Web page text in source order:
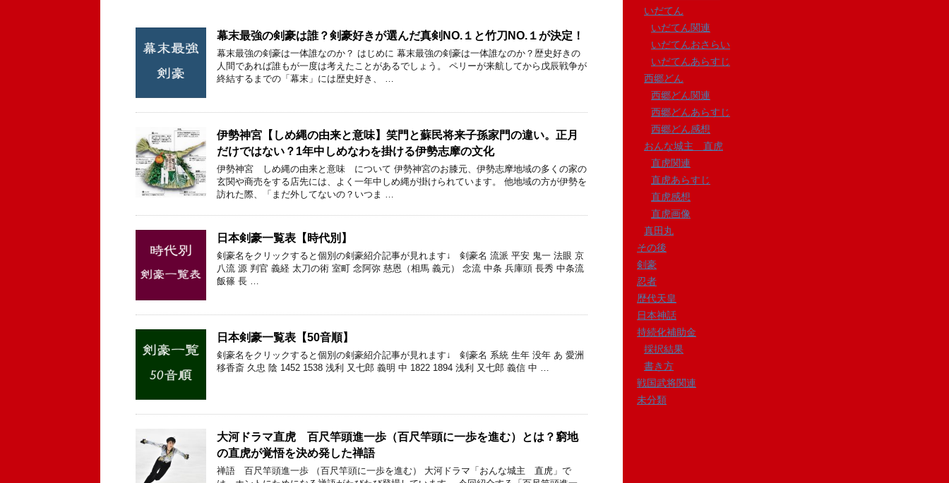
幕末最強の剣豪は誰？剣豪好きが選んだ真剣NO.１と竹刀NO.１が決定！
幕末最強の剣豪は一体誰なのか？ はじめに 幕末最強の剣豪は一体誰なのか？歴史好きの
人間であれば誰もが一度は考えたことがあるでしょう。 ペリーが来航してから戊辰戦争が
終結するまでの「幕末」には歴史好き、 …
伊勢神宮【しめ縄の由来と意味】笑門と蘇民将来子孫家門の違い。正月
だけではない？1年中しめなわを掛ける伊勢志摩の文化
伊勢神宮 しめ縄の由来と意味 について 伊勢神宮のお膝元、伊勢志摩地域の多くの家の
玄関や商売をする店先には、よく一年中しめ縄が掛けられています。 他地域の方が伊勢を
訪れた際、「まだ外してないの？いつま …
日本剣豪一覧表【時代別】
剣豪名をクリックすると個別の剣豪紹介記事が見れます↓ 剣豪名 流派 平安 鬼一 法眼 京
八流 源 判官 義経 太刀の術 室町 念阿弥 慈恩（相馬 義元） 念流 中条 兵庫頭 長秀 中条流
飯篠 長 …
日本剣豪一覧表【50音順】
剣豪名をクリックすると個別の剣豪紹介記事が見れます↓ 剣豪名 系統 生年 没年 あ 愛洲
移香斎 久忠 陰 1452 1538 浅利 又七郎 義明 中 1822 1894 浅利 又七郎 義信 中 …
大河ドラマ直虎 百尺竿頭進一歩（百尺竿頭に一歩を進む）とは？窮地
の直虎が覚悟を決め発した禅語
禅語 百尺竿頭進一歩 （百尺竿頭に一歩を進む） 大河ドラマ「おんな城主 直虎」で
いだてん
いだてん関連
いだてんおさらい
いだてんあらすじ
西郷どん
西郷どん関連
西郷どんあらすじ
西郷どん感想
おんな城主 直虎
直虎関連
直虎あらすじ
直虎感想
直虎画像
真田丸
その後
剣豪
忍者
歴代天皇
日本神話
持続化補助金
採択結果
書き方
戦国武将関連
未分類